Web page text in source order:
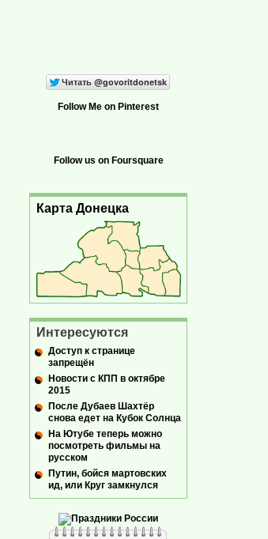
Follow Me on Pinterest
Follow us on Foursquare
Карта Донецка
Интересуются
Доступ к странице
запрещён
Новости с КПП в октябре
2015
После Дубаев Шахтёр
снова едет на Кубок Солнца
На Ютубе теперь можно
посмотреть фильмы на
русском
Путин, бойся мартовских
ид, или Круг замкнулся